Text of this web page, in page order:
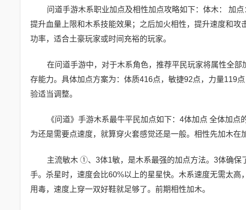
问道手游木系职业加点及相性加点攻略如下：体木： 加
提升血量上限和木系技能效果；之后加火相性，提升速度和
功率，适合土豪玩家或时间充裕的玩家。
在问道手游中，对于木系角色，推荐平民玩家将属性全
存能力。具体加点方案为：体质416点，敏捷92点，力量119
验适当调整。
《问道》手游木系最牛平民加点如下：4体加点 全体加
为还是需要点速度，就算穿火套感觉还是一般。相性先加木在
主流敏木 ①、3体1敏，是木系最强的加点方法。3体确保
手。杀星时，速度会比60%以上的星星快。木系速度无需太
用毒，速度上穿一双好鞋就足够了。前期相性加木。